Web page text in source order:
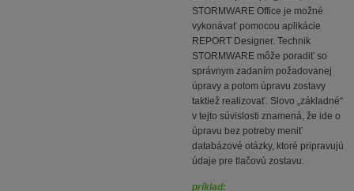
STORMWARE Office je možné
vykonávať pomocou aplikácie
REPORT Designer. Technik
STORMWARE môže poradiť so
správnym zadaním požadovanej
úpravy a potom úpravu zostavy
taktiež realizovať. Slovo „základné“
v tejto súvislosti znamená, že ide o
úpravu bez potreby meniť
databázové otázky, ktoré pripravujú
údaje pre tlačovú zostavu.
príklad: